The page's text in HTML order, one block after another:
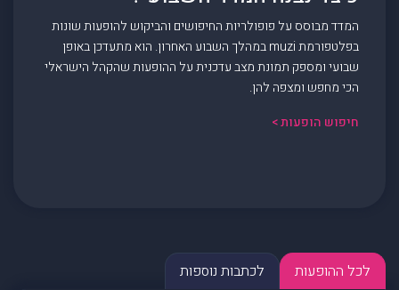
המדד מבוסס על פופולריות החיפושים והביקוש להופעות שונות
בפלטפורמת muzi במהלך השבוע האחרון. הוא מתעדכן באופן
שבועי ומספק תמונת מצב עדכנית על ההופעות שהקהל הישראלי
הכי מחפש ומצפה להן.
חיפוש הופעות >
לכל ההופעות לכתבות נוספות